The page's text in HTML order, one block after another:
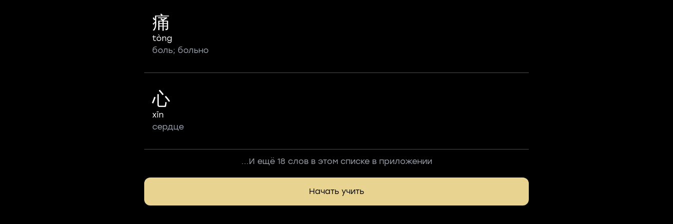
痛
tòng
боль; больно
心
xīn
сердце
...И ещё 18 слов в этом списке в приложении
Начать учить